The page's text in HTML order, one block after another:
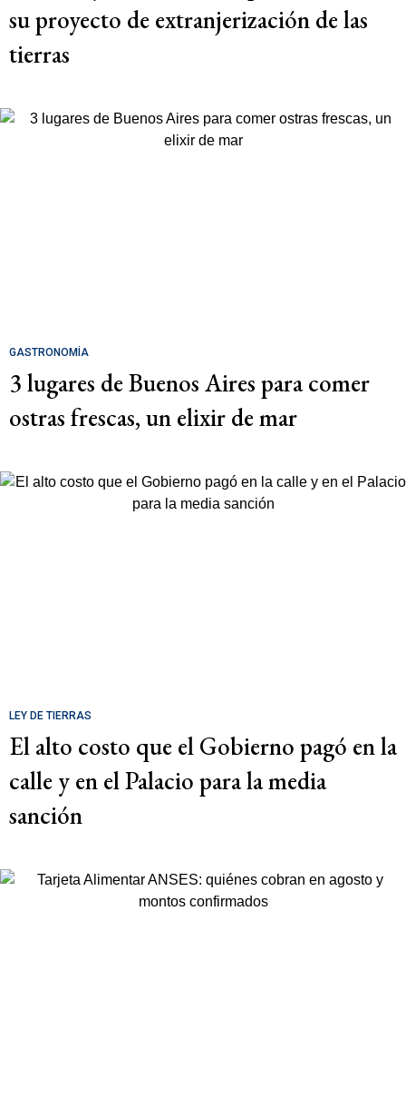
su proyecto de extranjerización de las
tierras
GASTRONOMÍA
3 lugares de Buenos Aires para comer
ostras frescas, un elixir de mar
LEY DE TIERRAS
El alto costo que el Gobierno pagó en la
calle y en el Palacio para la media
sanción